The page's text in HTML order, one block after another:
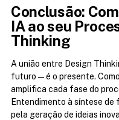
Conclusão:
IA ao seu
Thinking
A união entre Design
futuro — é o presente.
amplifica cada fase do
Entendimento à síntese de
pela geração de ideias